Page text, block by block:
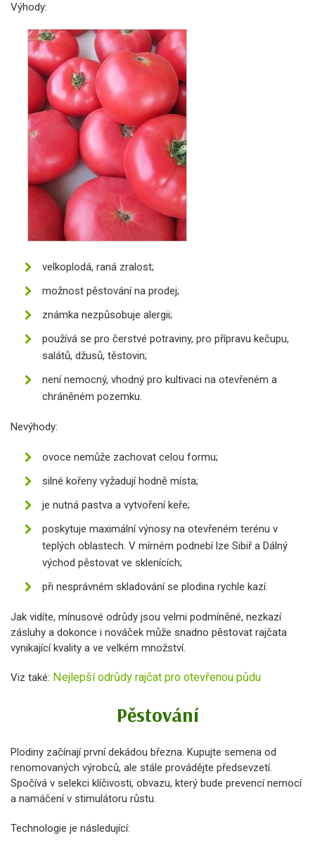
Výhody:
velkoplodá, raná zralost;
možnost pěstování na prodej;
známka nezpůsobuje alergii;
používá se pro čerstvé potraviny, pro přípravu kečupu,
salátů, džusů, těstovin;
není nemocný, vhodný pro kultivaci na otevřeném a
chráněném pozemku.
Nevýhody:
ovoce nemůže zachovat celou formu;
silné kořeny vyžadují hodně místa;
je nutná pastva a vytvoření keře;
poskytuje maximální výnosy na otevřeném terénu v
teplých oblastech. V mírném podnebí lze Sibiř a Dálný
východ pěstovat ve sklenících;
při nesprávném skladování se plodina rychle kazí.
Jak vidíte, mínusové odrůdy jsou velmi podmíněné, nezkazí
zásluhy a dokonce i nováček může snadno pěstovat rajčata
vynikající kvality a ve velkém množství.
Viz také: Nejlepší odrůdy rajčat pro otevřenou půdu
Pěstování
Plodiny začínají první dekádou března. Kupujte semena od
renomovaných výrobců, ale stále provádějte předsevzetí.
Spočívá v selekci klíčivosti, obvazu, který bude prevencí nemocí
a namáčení v stimulátoru růstu.
Technologie je následující: